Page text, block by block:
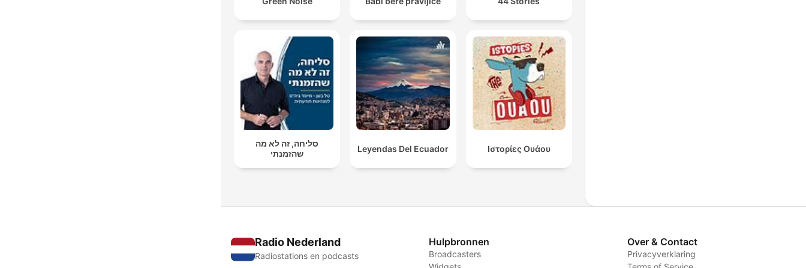
סליחה, זה לא מה
שהזמנתי
Leyendas Del Ecuador Ιστορίες Ουάου
Radio Nederland
Radiostations en podcasts
Hulpbronnen
Broadcasters
Over & Contact
Privacyverklaring